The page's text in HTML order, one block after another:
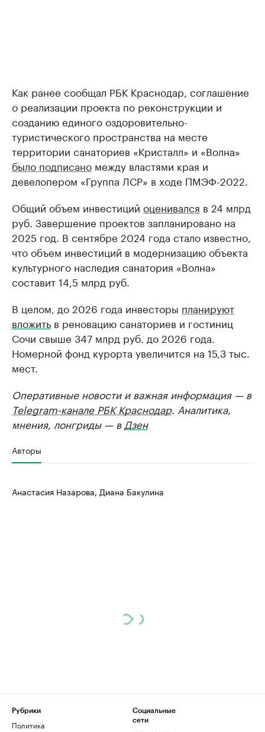
Как ранее сообщал РБК Краснодар, соглашение
о реализации проекта по реконструкции и
созданию единого оздоровительно-
туристического пространства на месте
территории санаториев «Кристалл» и «Волна»
было подписано между властями края и
девелопером «Группа ЛСР» в ходе ПМЭФ-2022.
Общий объем инвестиций оценивался в 24 млрд
руб. Завершение проектов запланировано на
2025 год. В сентябре 2024 года стало известно,
что объем инвестиций в модернизацию объекта
культурного наследия санатория «Волна»
составит 14,5 млрд руб.
В целом, до 2026 года инвесторы планируют
вложить в реновацию санаториев и гостиниц
Сочи свыше 347 млрд руб. до 2026 года.
Номерной фонд курорта увеличится на 15,3 тыс.
мест.
Оперативные новости и важная информация — в
Telegram-канале РБК Краснодар. Аналитика,
мнения, лонгриды — в Дзен
Авторы
Анастасия Назарова, Диана Бакулина
Рубрики
Политика
Социальные
сети